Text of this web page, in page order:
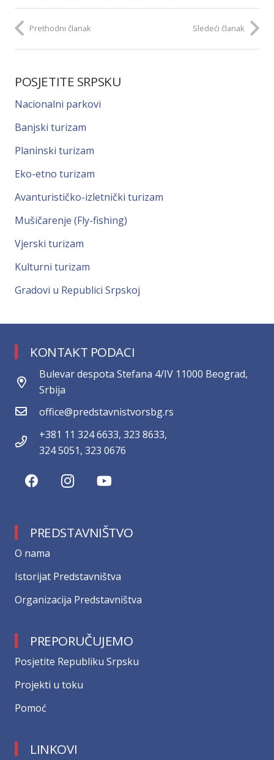
Prethodni članak Sledeći članak
POSJETITE SRPSKU
Nacionalni parkovi
Banjski turizam
Planinski turizam
Eko-etno turizam
Avanturističko-izletnički turizam
Mušičarenje (Fly-fishing)
Vjerski turizam
Kulturni turizam
Gradovi u Republici Srpskoj
KONTAKT PODACI
Bulevar despota Stefana 4/IV 11000 Beograd,
Srbija
office@predstavnistvorsbg.rs
+381 11 324 6633, 323 8633,
324 5051, 323 0676
PREDSTAVNIŠTVO
О nama
Istorijat Predstavništva
Organizacija Predstavništva
PREPORUČUJEMO
Posjetite Republiku Srpsku
Projekti u toku
Pomoć
LINKOVI